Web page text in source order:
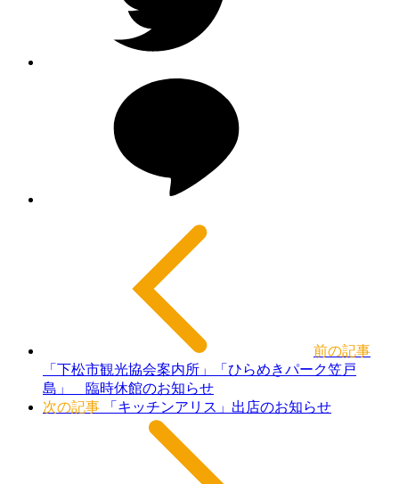
前の記事
「下松市観光協会案内所」「ひらめきパーク笠戸
島」 臨時休館のお知らせ
次の記事 「キッチンアリス」出店のお知らせ